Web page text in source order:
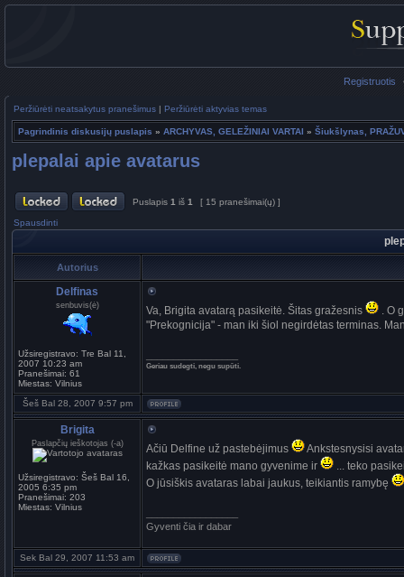
Registruotis
Peržiūrėti neatsakytus pranešimus | Peržiūrėti aktyvias temas
Pagrindinis diskusijų puslapis » ARCHYVAS, GELEŽINIAI VARTAI » Šiukšlynas,
plepalai apie avatarus
Puslapis 1 iš 1 [ 15 pranešimai(ų) ]
Spausdinti
Autorius
Delfinas
senbuvis(ė)
Užsiregistravo: Tre Bal 11,
2007 10:23 am
Pranešimai: 61
Miestas: Vilnius
Va, Brigita avatarą pasikeitė. Šitas gražesnis
. O
"Prekognicija" - man iki šiol negirdėtas terminas.
Geriau sudegti, negu supūti.
Šeš Bal 28, 2007 9:57 pm
Brigita
Paslapčių ieškotojas (-a)
Užsiregistravo: Šeš Bal 16,
2005 6:35 pm
Pranešimai: 203
Miestas: Vilnius
Ačiū Delfine už pastebėjimus
Ankstesnysisi
kažkas pasikeitė mano gyvenime ir
... teko
O jūsiškis avataras labai jaukus, teikiantis ramybę
Gyventi čia ir dabar
Sek Bal 29, 2007 11:53 am